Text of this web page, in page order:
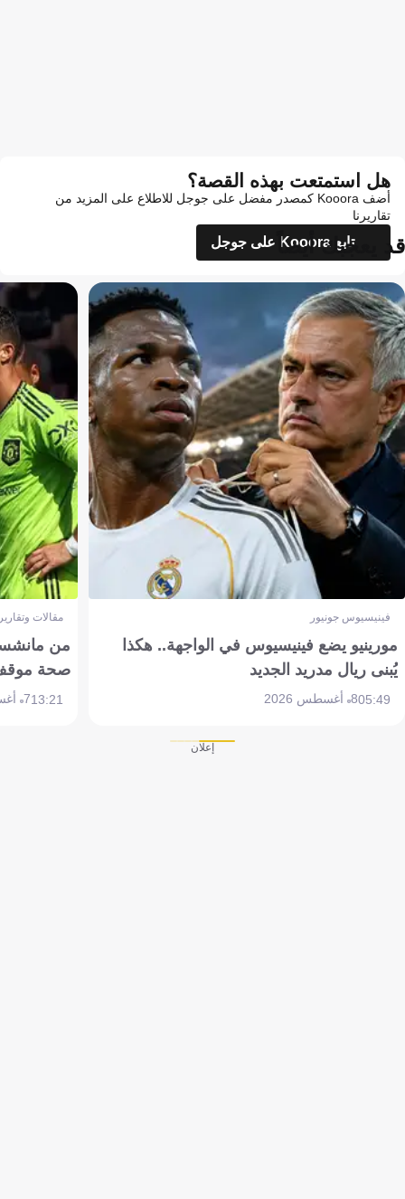
هل استمتعت بهذه القصة؟
أضف Kooora كمصدر مفضل على جوجل للاطلاع على المزيد من
تقاريرنا
تابع Kooora على جوجل
قد يعجبك أيضاً
فينيسيوس جونيور
مورينيو يضع فينيسيوس في الواجهة.. هكذا
يُبنى ريال مدريد الجديد
05:498 أغسطس 2026
مقالات
من
صحة موقف
13:217 أغسطس 2026
إعلان